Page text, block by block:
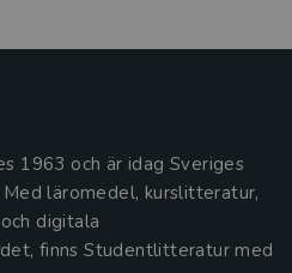
1963 och är idag Sveriges
läromedel, kurslitteratur,
digitala
finns Studentlitteratur med